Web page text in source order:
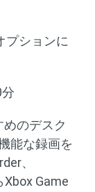
プションに
のデスク
能な録画を
、
Game